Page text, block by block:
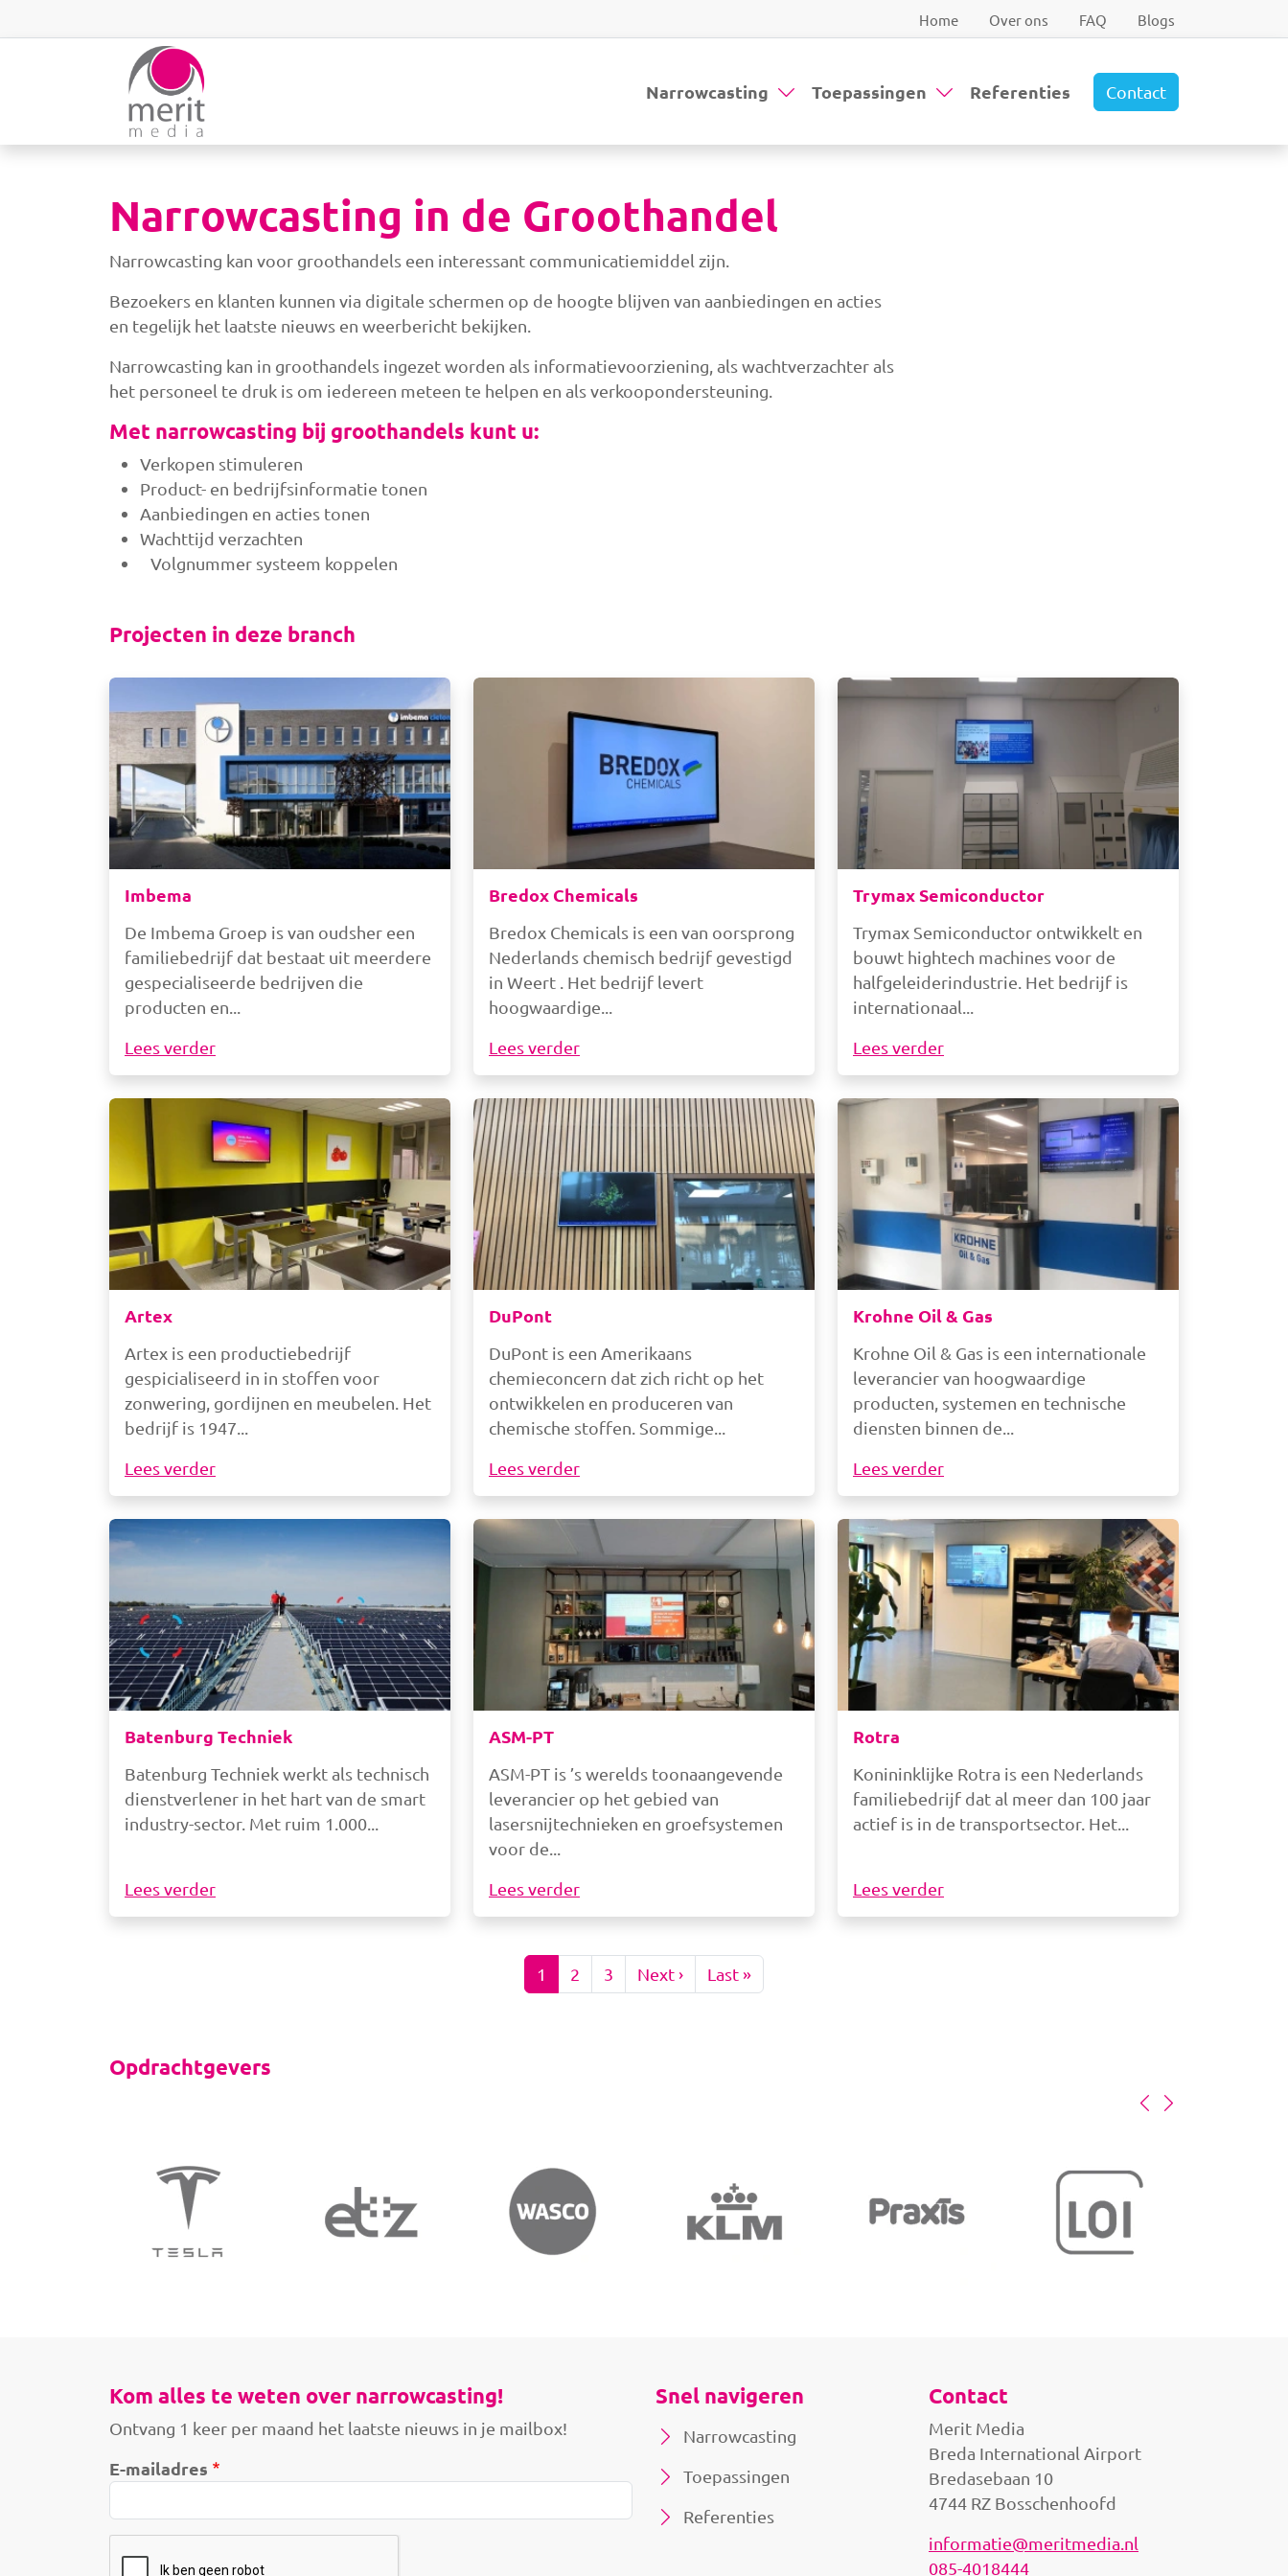
Narrowcasting Toepassingen Referenties
Home Over ons FAQ Blogs
Contact
Narrowcasting in de Groothandel
Narrowcasting kan voor groothandels een interessant communicatiemiddel zijn.
Bezoekers en klanten kunnen via digitale schermen op de hoogte blijven van aanbiedingen en acties
en tegelijk het laatste nieuws en weerbericht bekijken.
Narrowcasting kan in groothandels ingezet worden als informatievoorziening, als wachtverzachter als
het personeel te druk is om iedereen meteen te helpen en als verkoopondersteuning.
Met narrowcasting bij groothandels kunt u:
Verkopen stimuleren
Product- en bedrijfsinformatie tonen
Aanbiedingen en acties tonen
Wachttijd verzachten
Volgnummer systeem koppelen
Projecten in deze branch
Afbeelding
Imbema
De Imbema Groep is van oudsher een
familiebedrijf dat bestaat uit meerdere
gespecialiseerde bedrijven die
producten en
Lees verder
Afbeelding
Bredox Chemicals
Bredox Chemicals is een van oorsprong
Nederlands chemisch bedrijf gevestigd
in Weert . Het bedrijf levert
hoogwaardige
Lees verder
Afbeelding
Trymax Semiconductor
Trymax Semiconductor ontwikkelt en
bouwt hightech machines voor de
halfgeleiderindustrie. Het bedrijf is
internationaal
Lees verder
Afbeelding
Artex
Artex is een productiebedrijf
gespicialiseerd in in stoffen voor
zonwering, gordijnen en meubelen. Het
bedrijf is 1947
Lees verder
Afbeelding
DuPont
DuPont is een Amerikaans
chemieconcern dat zich richt op het
ontwikkelen en produceren van
chemische stoffen. Sommige
Lees verder
Afbeelding
Krohne Oil & Gas
Krohne Oil & Gas is een internationale
leverancier van hoogwaardige
producten, systemen en technische
diensten binnen de
Lees verder
Afbeelding
Batenburg Techniek
Batenburg Techniek werkt als technisch
dienstverlener in het hart van de smart
industry-sector. Met ruim 1.000
Lees verder
Afbeelding
ASM-PT
ASM-PT is ’s werelds toonaangevende
leverancier op het gebied van
lasersnijtechnieken en groefsystemen
voor de
Lees verder
Afbeelding
Rotra
Konininklijke Rotra is een Nederlands
familiebedrijf dat al meer dan 100 jaar
actief is in de transportsector. Het
Lees verder
Paginering
1 2 3 Next ›Volgende pagina
Last »Laatste pagina
Opdrachtgevers
Kom alles te weten over narrowcasting!
Ontvang 1 keer per maand het laatste nieuws in je mailbox!
E-mailadres
Snel navigeren
Narrowcasting
Toepassingen
Referenties
Contact
Merit Media
Breda International Airport
Bredasebaan 10
4744 RZ Bosschenhoofd
informatie@meritmedia.nl
085-4018444